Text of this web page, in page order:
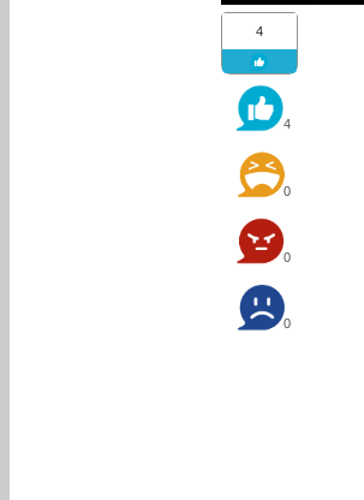
4
4
0
0
0